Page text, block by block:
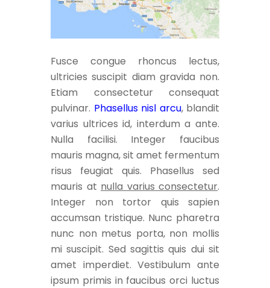
Fusce congue rhoncus lectus,
ultricies suscipit diam gravida non.
Etiam consectetur consequat
pulvinar. Phasellus nisl arcu, blandit
varius ultrices id, interdum a ante.
Nulla facilisi. Integer faucibus
mauris magna, sit amet fermentum
risus feugiat quis. Phasellus sed
mauris at nulla varius consectetur.
Integer non tortor quis sapien
accumsan tristique. Nunc pharetra
nunc non metus porta, non mollis
mi suscipit. Sed sagittis quis dui sit
amet imperdiet. Vestibulum ante
ipsum primis in faucibus orci luctus